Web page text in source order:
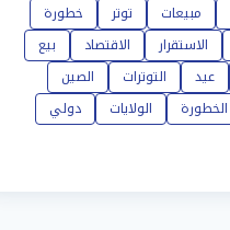
مبيعات توتر
خطورة
الاستقرار الاقتصاد
بيع
عيد التوترات
الصين
الخطورة الولايات
دولي